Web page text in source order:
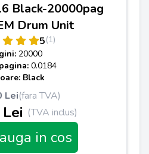
Black-20000pag
Drum Unit
5(1)
20000
0.0184
Black
Lei(fara TVA)
(TVA inclus)
in cos